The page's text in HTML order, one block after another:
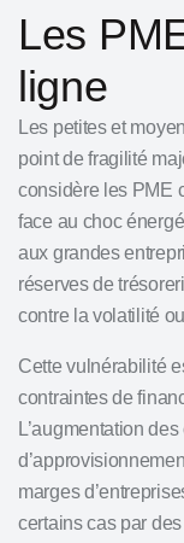
Les
ligne
Les petites et
point de fragilité
considère les PME
face au choc
aux grandes
réserves de
contre la volatilité
Cette vulnérabilité
contraintes de
L’augmentation
marges
certains cas par